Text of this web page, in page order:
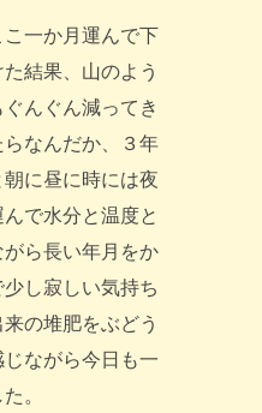
一か月運んで下
結果、山のよう
んぐん減ってき
なんだか、３年
に昼に時には夜
で水分と温度と
ら長い年月をか
し寂しい気持ち
の堆肥をぶどう
ながら今日も一
。